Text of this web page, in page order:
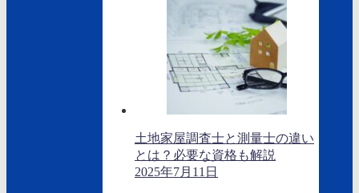
土地家屋調査士と測量士の違い
とは？必要な資格も解説
2025年7月11日